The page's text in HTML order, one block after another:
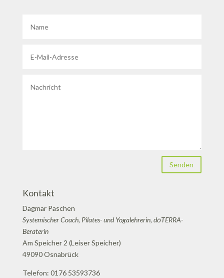
Senden
Kontakt
Dagmar Paschen
Systemischer Coach, Pilates- und Yogalehrerin, dōTERRA-
Beraterin
Am Speicher 2 (Leiser Speicher)
49090 Osnabrück
Telefon: 0176 53593736